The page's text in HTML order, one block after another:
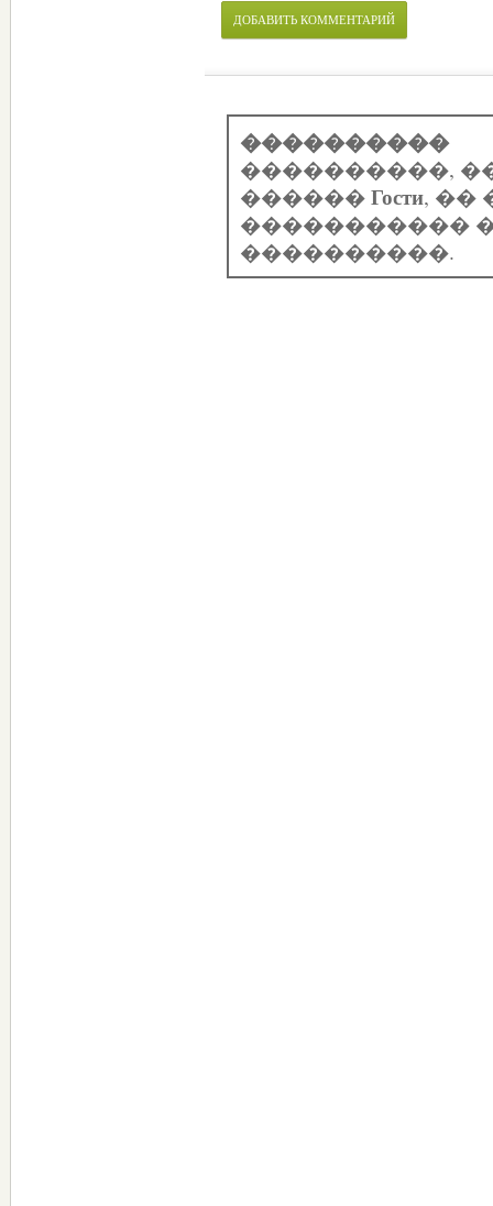
ДОБАВИТЬ КОММЕНТАРИЙ
����������
����������,
������Гости, ��
�����������
����������.